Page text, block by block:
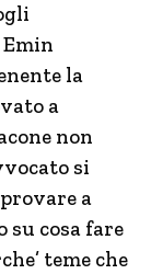
la
a
non
si
a
su cosa fare
teme che